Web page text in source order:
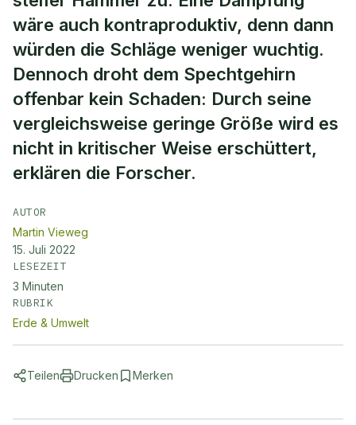
wäre auch kontraproduktiv, denn dann
würden die Schläge weniger wuchtig.
Dennoch droht dem Spechtgehirn
offenbar kein Schaden: Durch seine
vergleichsweise geringe Größe wird es
nicht in kritischer Weise erschüttert,
erklären die Forscher.
AUTOR
Martin Vieweg
15. Juli 2022
LESEZEIT
3 Minuten
RUBRIK
Erde & Umwelt
Teilen Drucken Merken